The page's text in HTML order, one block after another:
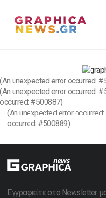
(An unexpected error occurred:
(An unexpected error occurred:
occurred: #500887)
(An unexpected error
occurred: #500889)
Εγγραφείτε στο Newsletter